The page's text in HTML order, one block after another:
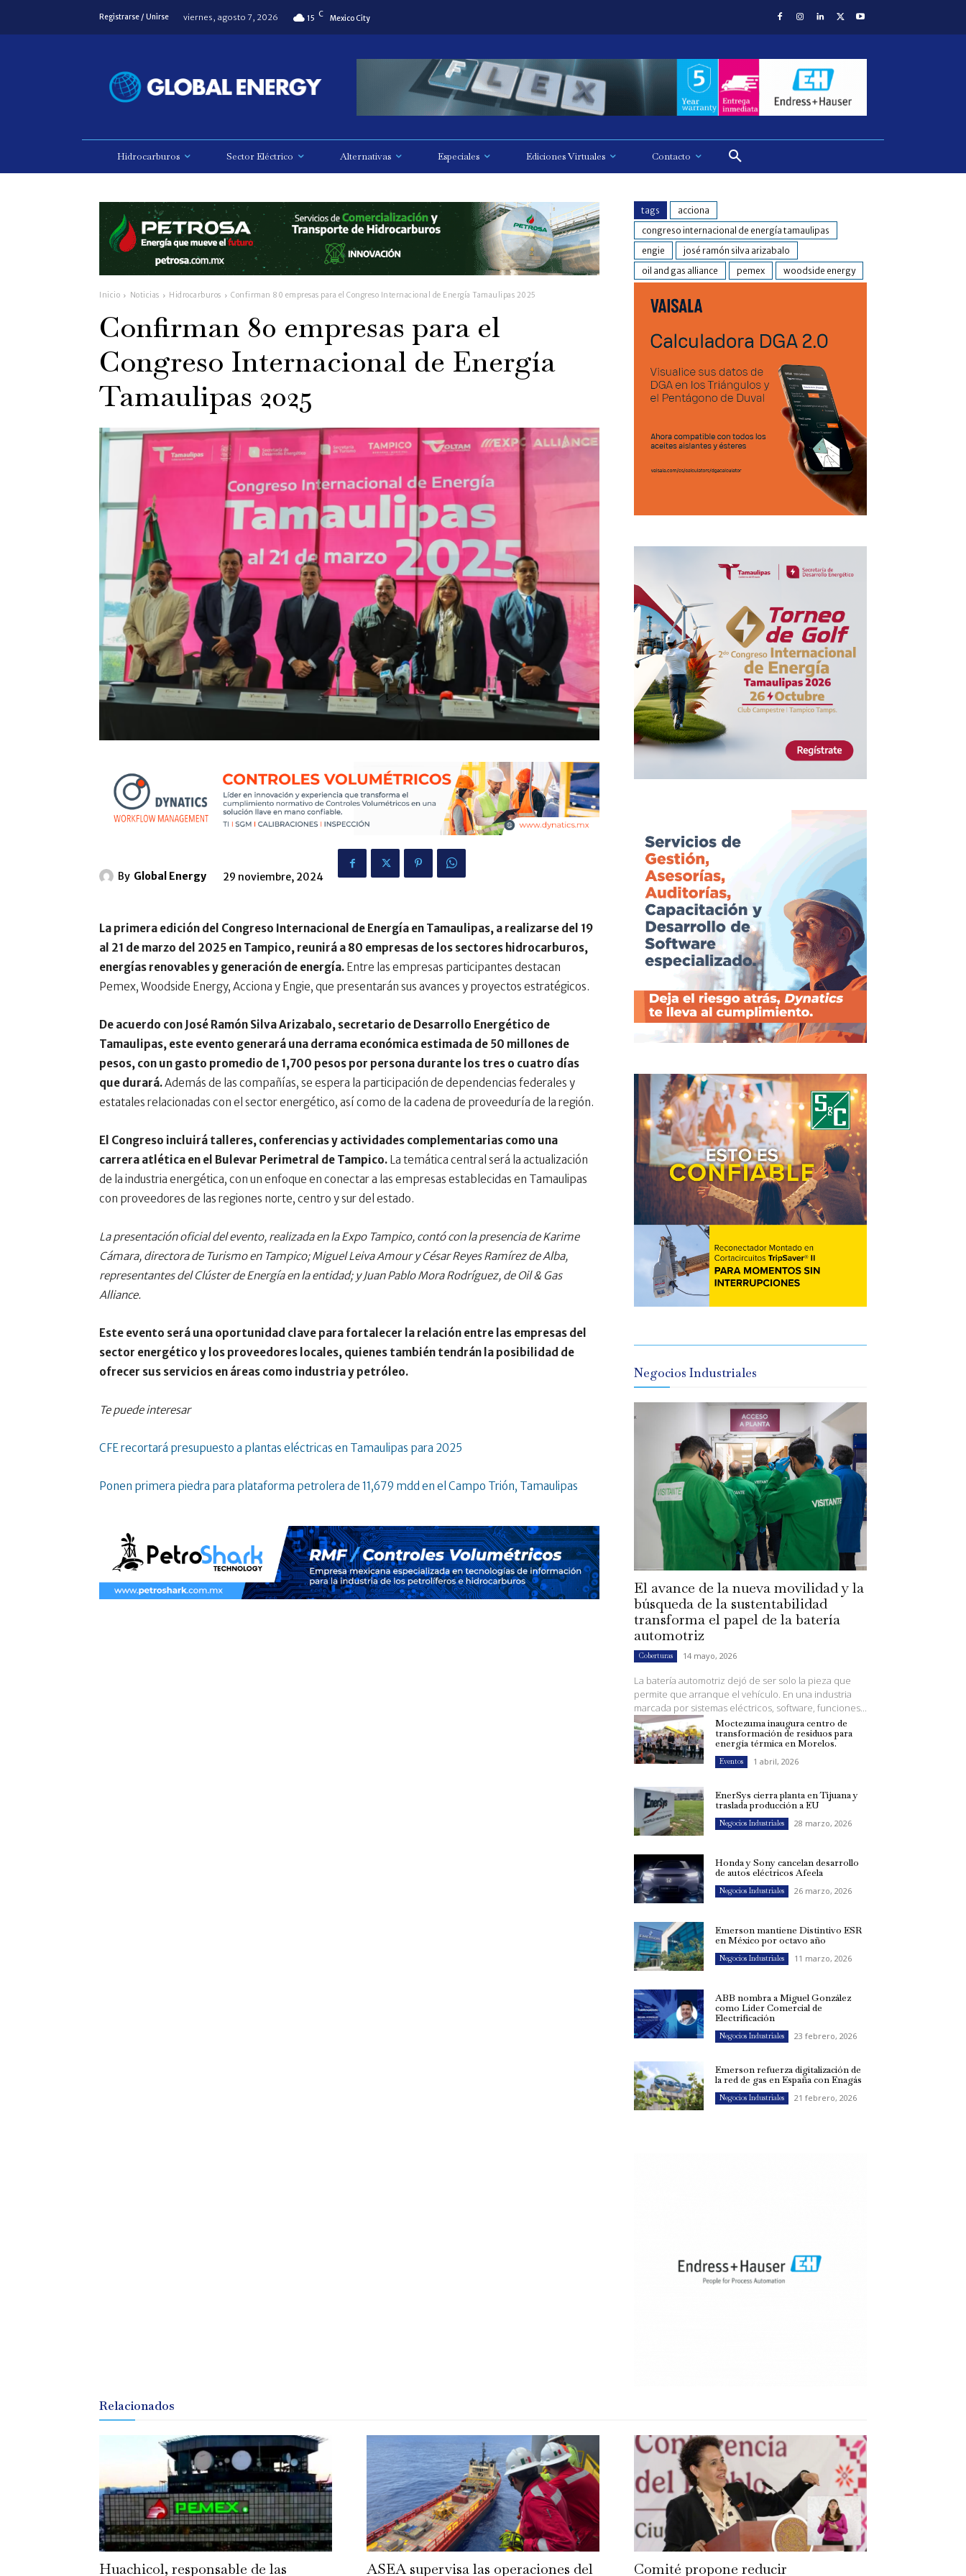
Registrarse / Unirse viernes, agosto 7, 2026 15 C Mexico City
Hidrocarburos Sector Eléctrico Alternativas Especiales Ediciones Virtuales Contacto
Inicio Noticias Hidrocarburos Confirman 80 empresas para el Congreso Internacional de Energía Tamaulipas 2025
Confirman 80 empresas para el
Congreso Internacional de Energía
Tamaulipas 2025
By Global Energy 29 noviembre, 2024
La primera edición del Congreso Internacional de Energía en Tamaulipas, a realizarse del 19
al 21 de marzo del 2025 en Tampico, reunirá a 80 empresas de los sectores hidrocarburos,
energías renovables y generación de energía. Entre las empresas participantes destacan
Pemex, Woodside Energy, Acciona y Engie, que presentarán sus avances y proyectos estratégicos.
De acuerdo con José Ramón Silva Arizabalo, secretario de Desarrollo Energético de
Tamaulipas, este evento generará una derrama económica estimada de 50 millones de
pesos, con un gasto promedio de 1,700 pesos por persona durante los tres o cuatro días
que durará.Además de las compañías, se espera la participación de dependencias federales y
estatales relacionadas con el sector energético, así como de la cadena de proveeduría de la región.
El Congreso incluirá talleres, conferencias y actividades complementarias como una
carrera atlética en el Bulevar Perimetral de Tampico. La temática central será la actualización
de la industria energética, con un enfoque en conectar a las empresas establecidas en Tamaulipas
con proveedores de las regiones norte, centro y sur del estado.
La presentación oficial del evento, realizada en la Expo Tampico, contó con la presencia de Karime
Cámara, directora de Turismo en Tampico; Miguel Leiva Amour y César Reyes Ramírez de Alba,
representantes del Clúster de Energía en la entidad; y Juan Pablo Mora Rodríguez, de Oil & Gas
Alliance.
Este evento será una oportunidad clave para fortalecer la relación entre las empresas del
sector energético y los proveedores locales, quienes también tendrán la posibilidad de
ofrecer sus servicios en áreas como industria y petróleo.
Te puede interesar
CFE recortará presupuesto a plantas eléctricas en Tamaulipas para 2025
Ponen primera piedra para plataforma petrolera de 11,679 mdd en el Campo Trión, Tamaulipas
tags
acciona
congreso internacional de energía tamaulipas
engie
josé ramón silva arizabalo
oil and gas alliance
pemex woodside energy
Negocios Industriales
El avance de la nueva movilidad y la
búsqueda de la sustentabilidad
transforma el papel de la batería
automotriz
Coberturas 14 mayo, 2026
La batería automotriz dejó de ser solo la pieza que
permite que arranque el vehículo. En una industria
marcada por sistemas eléctricos, software, funciones...
Moctezuma inaugura centro de
transformación de residuos para
energía térmica en Morelos.
Eventos 1 abril, 2026
EnerSys cierra planta en Tijuana y
traslada producción a EU
Negocios Industriales 28 marzo, 2026
Honda y Sony cancelan desarrollo
de autos eléctricos Afeela
Negocios Industriales 26 marzo, 2026
Emerson mantiene Distintivo ESR
en México por octavo año
Negocios Industriales 11 marzo, 2026
ABB nombra a Miguel González
como Líder Comercial de
Electrificación
Negocios Industriales 23 febrero, 2026
Emerson refuerza digitalización de
la red de gas en España con Enagás
Negocios Industriales 21 febrero, 2026
Relacionados
Huachicol, responsable de las
ASEA supervisa las operaciones del
Comité propone reducir